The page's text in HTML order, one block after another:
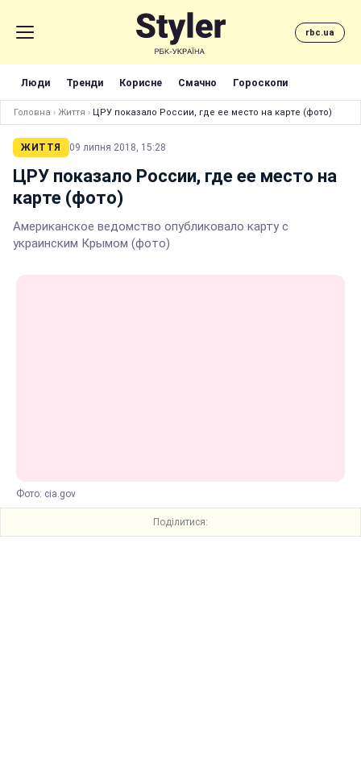
rbc.ua
Люди Тренди Корисне Смачно Гороскопи
Головна › Життя › ЦРУ показало России, где ее место на карте (фото)
ЖИТТЯ 09 липня 2018, 15:28
ЦРУ показало России, где ее место на
карте (фото)
Американское ведомство опубликовало карту с
украинским Крымом (фото)
Фото: cia.gov
Поділитися: